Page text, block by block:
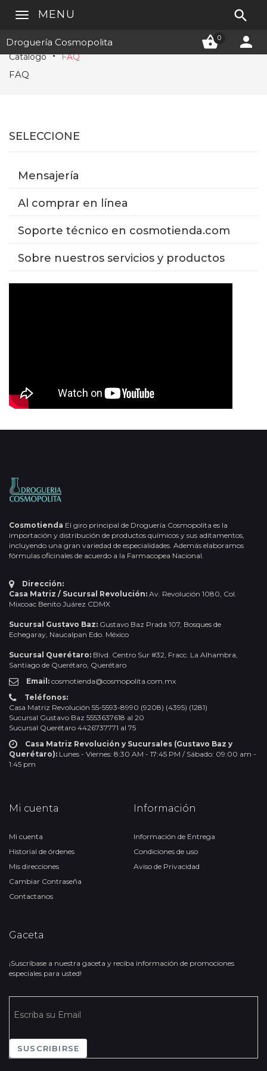
Droguería Cosmopolita 0 
MENU 
Catálogo FAQ
FAQ
SELECCIONE
Mensajería
Al comprar en línea
Soporte técnico en cosmotienda.com
Sobre nuestros servicios y productos
Cosmotienda El giro principal de Droguería Cosmopolita es la
importación y distribución de productos químicos y sus aditamentos,
incluyendo una gran variedad de especialidades. Además elaboramos
fórmulas oficinales de acuerdo a la Farmacopea Nacional.
Dirección:
Casa Matriz / Sucursal Revolución: Av. Revolución 1080, Col.
Mixcoac Benito Juárez CDMX
Sucursal Gustavo Baz: Gustavo Baz Prada 107, Bosques de
Echegaray, Naucalpan Edo. México
Sucursal Querétaro: Blvd. Centro Sur #32, Fracc. La Alhambra,
Santiago de Querétaro, Querétaro
Email: cosmotienda@cosmopolita.com.mx
Teléfonos:
Casa Matriz Revolución 55-5593-8990 (9208) (4395) (1281)
Sucursal Gustavo Baz 5553637618 al 20
Sucursal Querétaro 4426737771 al 75
Casa Matriz Revolución y Sucursales (Gustavo Baz y
Querétaro): Lunes - Viernes: 8:30 AM - 17:45 PM / Sábado: 09:00 am -
1:45 pm
Mi cuenta
Mi cuenta
Historial de órdenes
Mis direcciones
Cambiar Contraseña
Contactanos
Información
Información de Entrega
Condiciones de uso
Aviso de Privacidad
Gaceta
¡Suscríbase a nuestra gaceta y reciba información de promociones
especiales para usted!
SUSCRIBIRSE